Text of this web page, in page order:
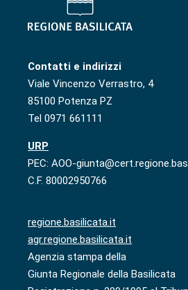
Contatti e indirizzi
Viale Vincenzo Verrastro, 4
85100 Potenza PZ
Tel 0971 661111
URP
PEC: AOO-
C.F. 80002950766
regione.basilicata.it
agr.regione.basilicata.it
Agenzia stampa della
Giunta Regionale della Basilicata